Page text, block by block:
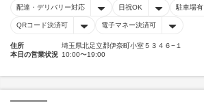
配達・デリバリー対応 日祝OK 駐車場有
QRコード決済可 電子マネー決済可
住所
埼玉県北足立郡伊奈町小室５３４６−１
本日の営業状況 10:00〜19:00